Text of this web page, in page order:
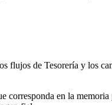
flujos de Tesorería y los
corresponda en la